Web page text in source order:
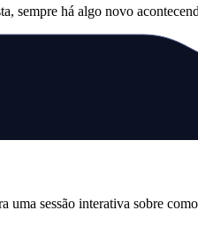
sempre há algo novo
uma sessão interativa sobre